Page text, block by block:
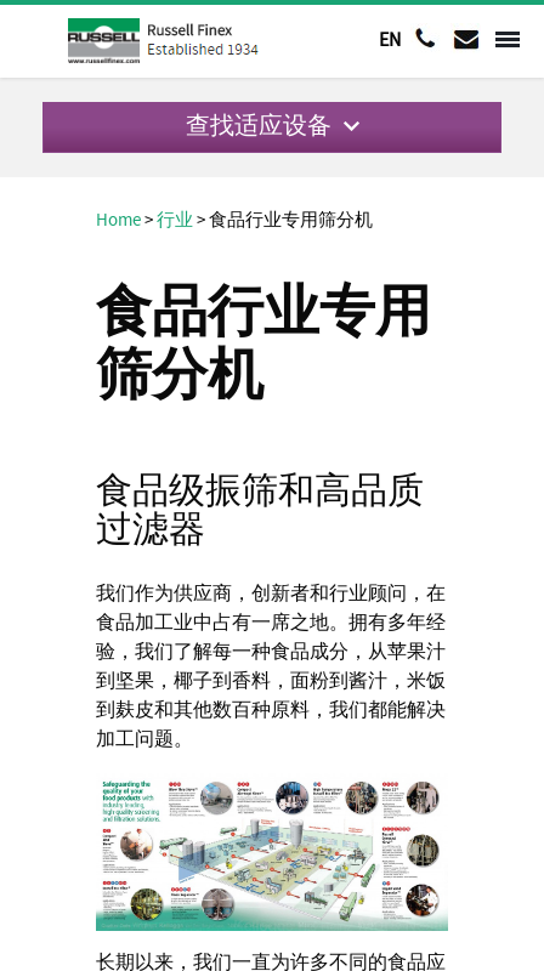
EN
查找适应设备
Home>行业>食品行业专用筛分机
食品行业专用
筛分机
食品级振筛和高品质
过滤器
我们作为供应商，创新者和行业顾问，在
食品加工业中占有一席之地。拥有多年经
验，我们了解每一种食品成分，从苹果汁
到坚果，椰子到香料，面粉到酱汁，米饭
到麸皮和其他数百种原料，我们都能解决
加工问题。
长期以来，我们一直为许多不同的食品应